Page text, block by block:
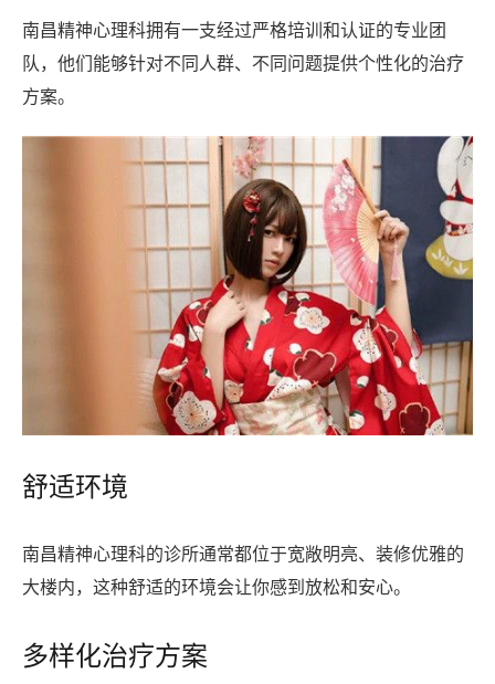
南昌精神心理科拥有一支经过严格培训和认证的专业团
队，他们能够针对不同人群、不同问题提供个性化的治疗
方案。
舒适环境
南昌精神心理科的诊所通常都位于宽敞明亮、装修优雅的
大楼内，这种舒适的环境会让你感到放松和安心。
多样化治疗方案